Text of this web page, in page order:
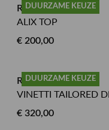
DUURZAME KEUZE
ROTATE BLOUSE
ALIX TOP
€ 200,00
DUURZAME KEUZE
ROTATE JURK
VINETTI TAILORED
€ 320,00